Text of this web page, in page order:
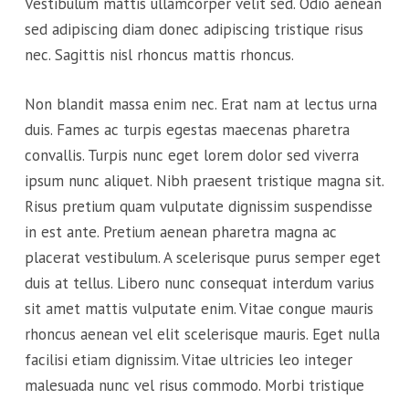
sed adipiscing diam donec adipiscing tristique risus
nec. Sagittis nisl rhoncus mattis rhoncus.
Non blandit massa enim nec. Erat nam at lectus urna
duis. Fames ac turpis egestas maecenas pharetra
convallis. Turpis nunc eget lorem dolor sed viverra
ipsum nunc aliquet. Nibh praesent tristique magna sit.
Risus pretium quam vulputate dignissim suspendisse
in est ante. Pretium aenean pharetra magna ac
placerat vestibulum. A scelerisque purus semper eget
duis at tellus. Libero nunc consequat interdum varius
sit amet mattis vulputate enim. Vitae congue mauris
rhoncus aenean vel elit scelerisque mauris. Eget nulla
facilisi etiam dignissim. Vitae ultricies leo integer
malesuada nunc vel risus commodo. Morbi tristique